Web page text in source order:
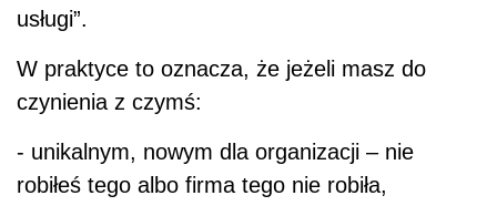
usługi”.
W praktyce to oznacza, że jeżeli masz do
czynienia z czymś:
- unikalnym, nowym dla organizacji – nie
robiłeś tego albo firma tego nie robiła,